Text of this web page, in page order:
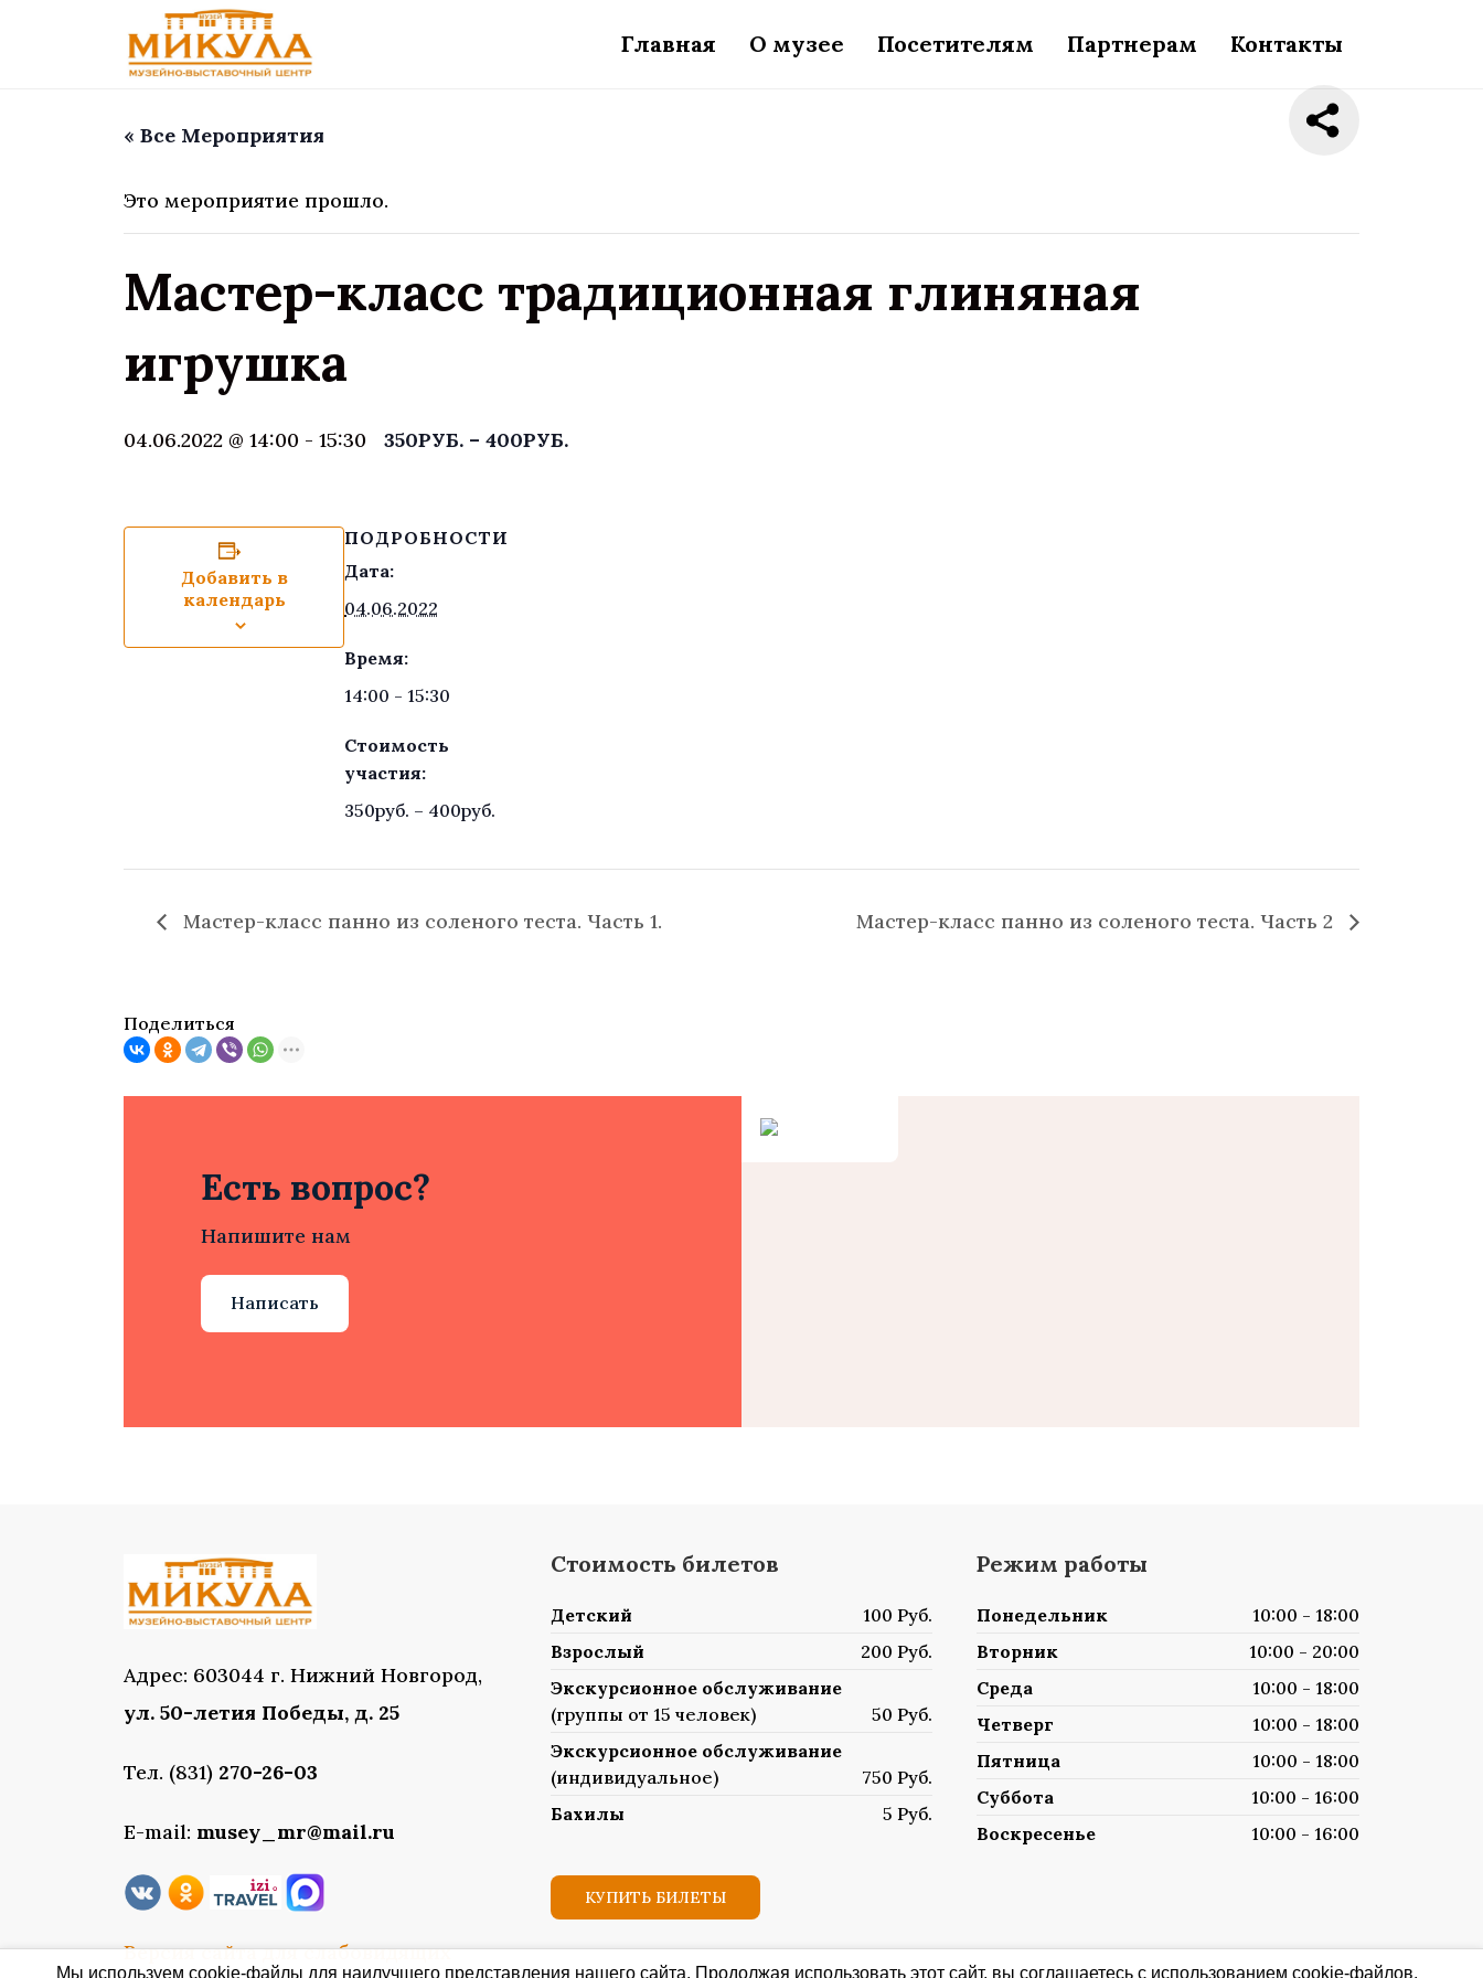
Главная О музее Посетителям Партнерам Контакты
« Все Мероприятия
Это мероприятие прошло.
Мастер-класс традиционная глиняная
игрушка
04.06.2022 @ 14:00 - 15:30 350РУБ. – 400РУБ.
Добавить в
календарь
ПОДРОБНОСТИ
Дата:
04.06.2022
Время:
14:00 - 15:30
Стоимость
участия:
350руб. – 400руб.
Мастер-класс панно из соленого теста. Часть 1. Мастер-класс панно из соленого теста. Часть 2
Поделиться
Есть вопрос?
Напишите нам
Написать
Адрес: 603044 г. Нижний Новгород,
ул. 50-летия Победы, д. 25
Тел. (831) 270-26-03
E-mail: musey_mr@mail.ru
Версия сайта для слабовидящих
Стоимость билетов
Детский
100 Руб.
Взрослый
200 Руб.
Экскурсионное обслуживание
(группы от 15 человек)
50 Руб.
Экскурсионное обслуживание
(индивидуальное)
750 Руб.
Бахилы
5 Руб.
КУПИТЬ БИЛЕТЫ
Режим работы
Понедельник
10:00 - 18:00
Вторник
10:00 - 20:00
Среда
10:00 - 18:00
Четверг
10:00 - 18:00
Пятница
10:00 - 18:00
Суббота
10:00 - 16:00
Воскресенье
10:00 - 16:00
Мы используем cookie-файлы для наилучшего представления нашего сайта. Продолжая использовать этот сайт, вы соглашаетесь с использованием cookie-файлов.